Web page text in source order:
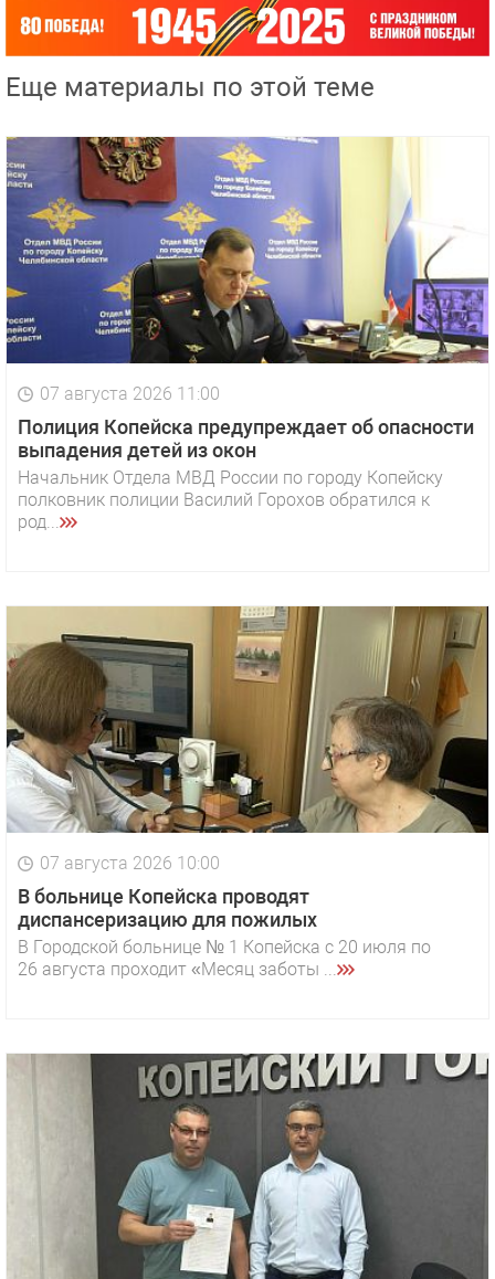
Еще материалы по этой теме
07 августа 2026 11:00
Полиция Копейска предупреждает об опасности
выпадения детей из окон
Начальник Отдела МВД России по городу Копейску
полковник полиции Василий Горохов обратился к
род...
07 августа 2026 10:00
В больнице Копейска проводят
диспансеризацию для пожилых
В Городской больнице № 1 Копейска с 20 июля по
26 августа проходит «Месяц заботы ...